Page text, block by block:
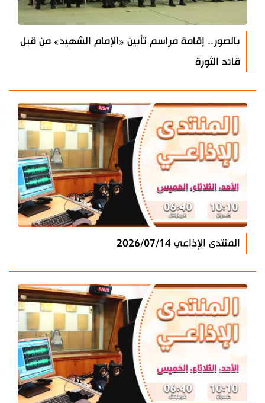
بالصور.. إقامة مراسم تأبين «الإمام الشهيد» من قبل
قائد الثورة
المنتدى الإذاعي 2026/07/14